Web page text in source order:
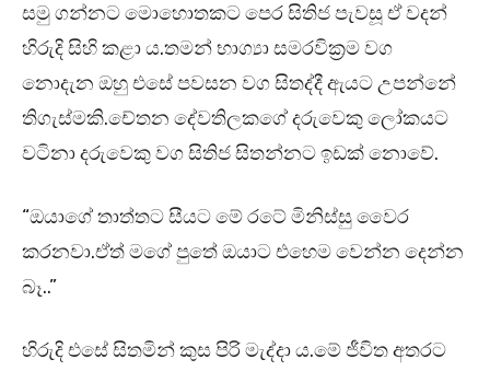
සමු ගන්නට මොහොතකට පෙර සිතිජ පැවසූ ඒ වදන්
හිරුදි සිහි කළා ය.තමන් භාග්‍යා සමරවික්‍රම වග
නොදැන ඔහු එසේ පවසන වග සිතද්දී ඇයට උපන්නේ
තිගැස්මකි.චේතන දේවතිලකගේ දරුවෙකු ලෝකයට
වටිනා දරුවෙකු වග සිතිජ සිතන්නට ඉඩක් නොවේ.
“ඔයාගේ තාත්තට සීයට මේ රටේ මිනිස්සු වෛර
කරනවා.ඒත් මගේ පුතේ ඔයාට එහෙම වෙන්න දෙන්න
බෑ..”
හිරුදි එසේ සිතමින් කුස පිරි මැද්දා ය.මේ ජීවිත අතරට